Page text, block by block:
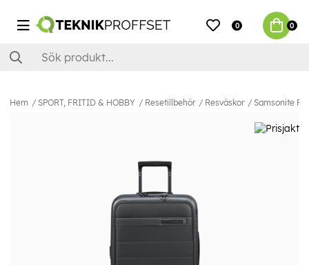
0 0
Hem SPORT, FRITID & HOBBY Resetillbehör Resväskor Samsonite